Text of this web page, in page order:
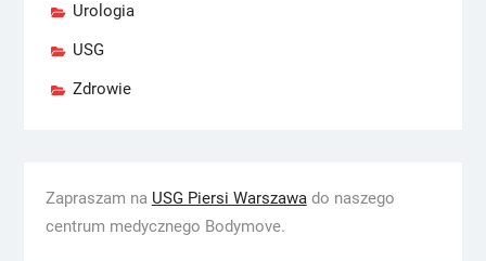
Urologia
USG
Zdrowie
Zapraszam na USG Piersi Warszawado naszego
centrum medycznego Bodymove.